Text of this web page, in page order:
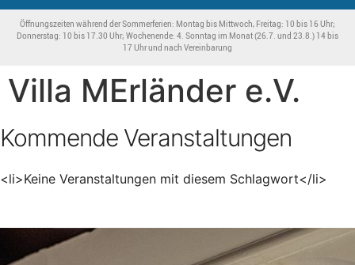
Öffnungszeiten während der Sommerferien: Montag bis Mittwoch, Freitag: 10 bis 16 Uhr;
Donnerstag: 10 bis 17.30 Uhr; Wochenende: 4. Sonntag im Monat (26.7. und 23.8.) 14 bis
17 Uhr und nach Vereinbarung
Villa MErländer e.V.
Kommende Veranstaltungen
<li>Keine Veranstaltungen mit diesem Schlagwort</li>